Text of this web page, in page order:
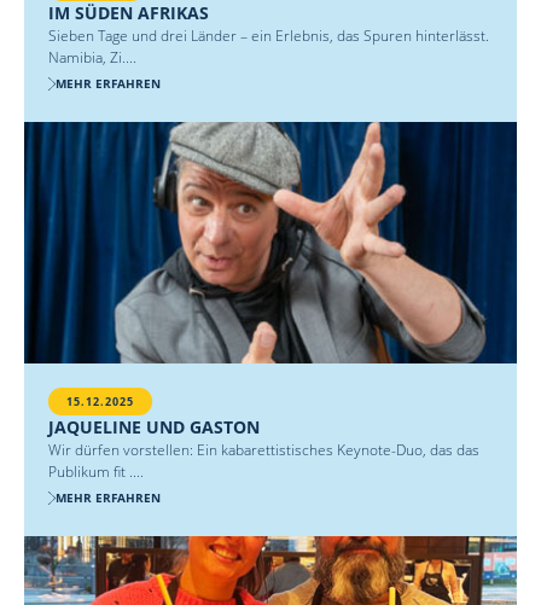
IM SÜDEN AFRIKAS
Sieben Tage und drei Länder – ein Erlebnis, das Spuren hinterlässt.
Namibia, Zi....
MEHR ERFAHREN
15.12.2025
JAQUELINE UND GASTON
Wir dürfen vorstellen: Ein kabarettistisches Keynote-Duo, das das
Publikum fit ....
MEHR ERFAHREN